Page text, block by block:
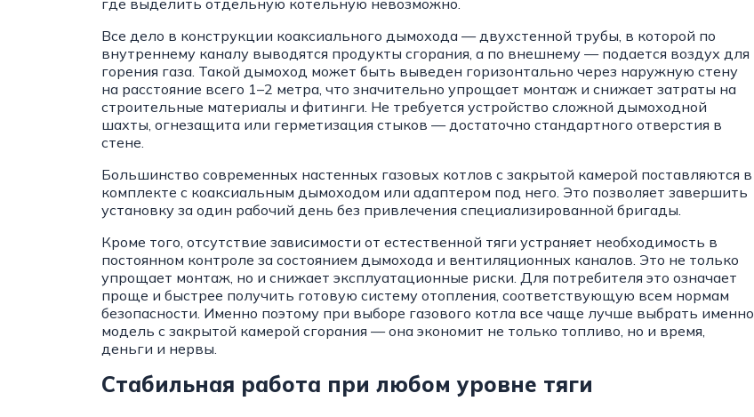
где выделить отдельную котельную невозможно.
Все дело в конструкции коаксиального дымохода — двухстенной трубы, в которой по
внутреннему каналу выводятся продукты сгорания, а по внешнему — подается воздух для
горения газа. Такой дымоход может быть выведен горизонтально через наружную стену
на расстояние всего 1–2 метра, что значительно упрощает монтаж и снижает затраты на
строительные материалы и фитинги. Не требуется устройство сложной дымоходной
шахты, огнезащита или герметизация стыков — достаточно стандартного отверстия в
стене.
Большинство современных настенных газовых котлов с закрытой камерой поставляются в
комплекте с коаксиальным дымоходом или адаптером под него. Это позволяет завершить
установку за один рабочий день без привлечения специализированной бригады.
Кроме того, отсутствие зависимости от естественной тяги устраняет необходимость в
постоянном контроле за состоянием дымохода и вентиляционных каналов. Это не только
упрощает монтаж, но и снижает эксплуатационные риски. Для потребителя это означает
проще и быстрее получить готовую систему отопления, соответствующую всем нормам
безопасности. Именно поэтому при выборе газового котла все чаще лучше выбрать именно
модель с закрытой камерой сгорания — она экономит не только топливо, но и время,
деньги и нервы.
Стабильная работа при любом уровне тяги